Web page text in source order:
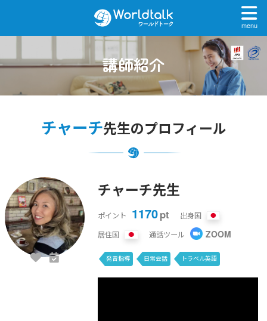
menu
講師紹介
チャーチ先生のプロフィール
チャーチ先生
ポイント 1170pt
出身国
居住国
通話ツール ZOOM
発音指導 日常会話 トラベル英語
イギリス英語 DAILY NEWS